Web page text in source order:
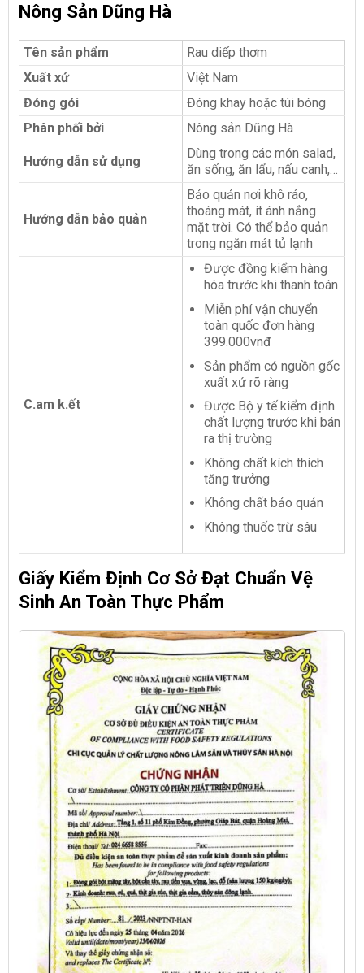
Nông Sản Dũng Hà
Tên sản phẩm
Rau diếp thơm
Xuất xứ
Việt Nam
Đóng gói
Đóng khay hoặc túi bóng
Phân phối bởi
Nông sản Dũng Hà
Hướng dẫn sử dụng
Dùng trong các món salad,
ăn sống, ăn lẩu, nấu canh,…
Hướng dẫn bảo quản
Bảo quản nơi khô ráo,
thoáng mát, ít ánh nắng
mặt trời. Có thể bảo quản
trong ngăn mát tủ lạnh
C.am k.ết
Được đồng kiểm hàng
hóa trước khi thanh toán
Miễn phí vận chuyển
toàn quốc đơn hàng
399.000vnđ
Sản phẩm có nguồn gốc
xuất xứ rõ ràng
Được Bộ y tế kiểm định
chất lượng trước khi bán
ra thị trường
Không chất kích thích
tăng trưởng
Không chất bảo quản
Không thuốc trừ sâu
Giấy Kiểm Định Cơ Sở Đạt Chuẩn Vệ
Sinh An Toàn Thực Phẩm